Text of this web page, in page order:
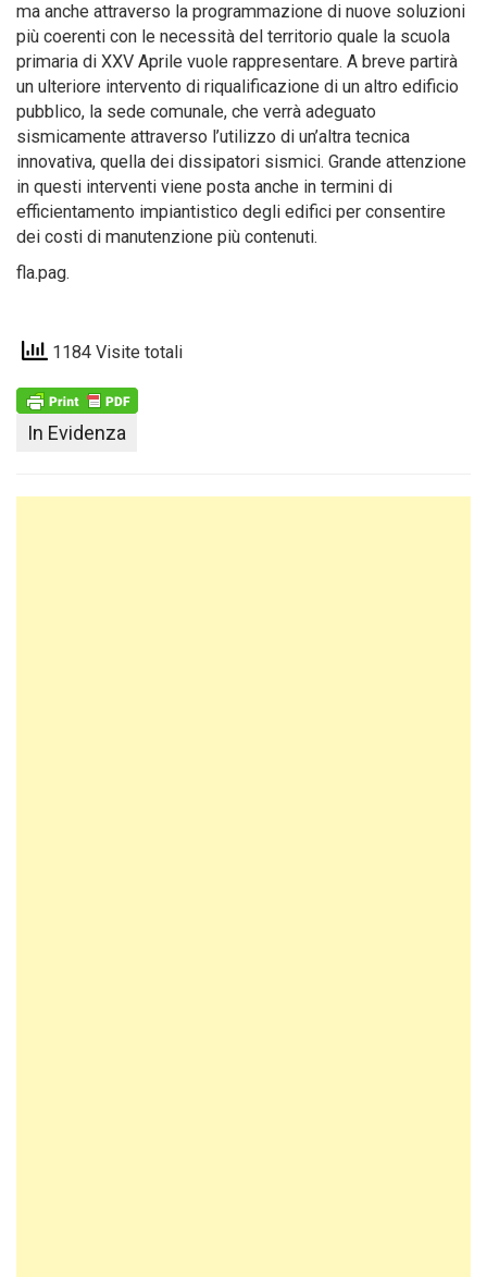
ma anche attraverso la programmazione di nuove soluzioni
più coerenti con le necessità del territorio quale la scuola
primaria di XXV Aprile vuole rappresentare. A breve partirà
un ulteriore intervento di riqualificazione di un altro edificio
pubblico, la sede comunale, che verrà adeguato
sismicamente attraverso l’utilizzo di un’altra tecnica
innovativa, quella dei dissipatori sismici. Grande attenzione
in questi interventi viene posta anche in termini di
efficientamento impiantistico degli edifici per consentire
dei costi di manutenzione più contenuti.
fla.pag.
1184 Visite totali
In Evidenza